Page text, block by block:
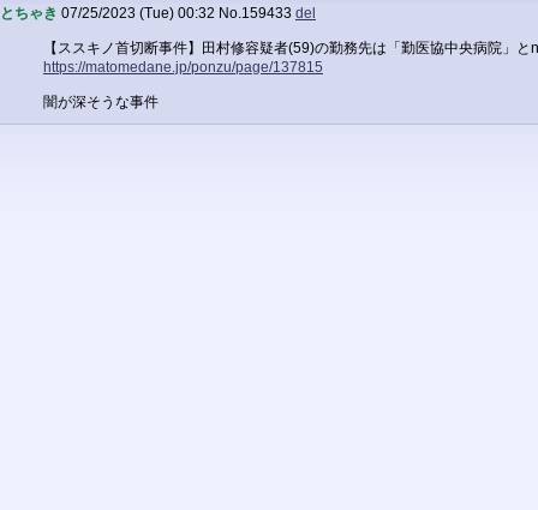
とちゃき 07/25/2023 (Tue) 00:32 No.159433 del
【ススキノ首切断事件】田村修容疑者(59)の勤務先は「勤医協中央病院」
https://matomedane.jp/ponzu/page/137815
闇が深そうな事件